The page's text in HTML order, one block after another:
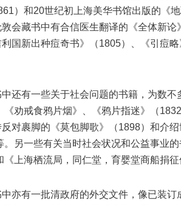
）和20世纪初上海美华书馆出版的《
会藏书中有合信医生翻译的《全体新
国新出种痘奇书》（1805）、《引痘
还有一些关于社会问题的书籍，为数
《劝戒食鸦片烟》、《鸦片指迷》（
对裹脚的《莫包脚歌》（1898）和介
。另一些有关当时社会状况和公益事业
《上海栖流局，同仁堂，育婴堂商船捐征
亦有一批清政府的外交文件，像已装